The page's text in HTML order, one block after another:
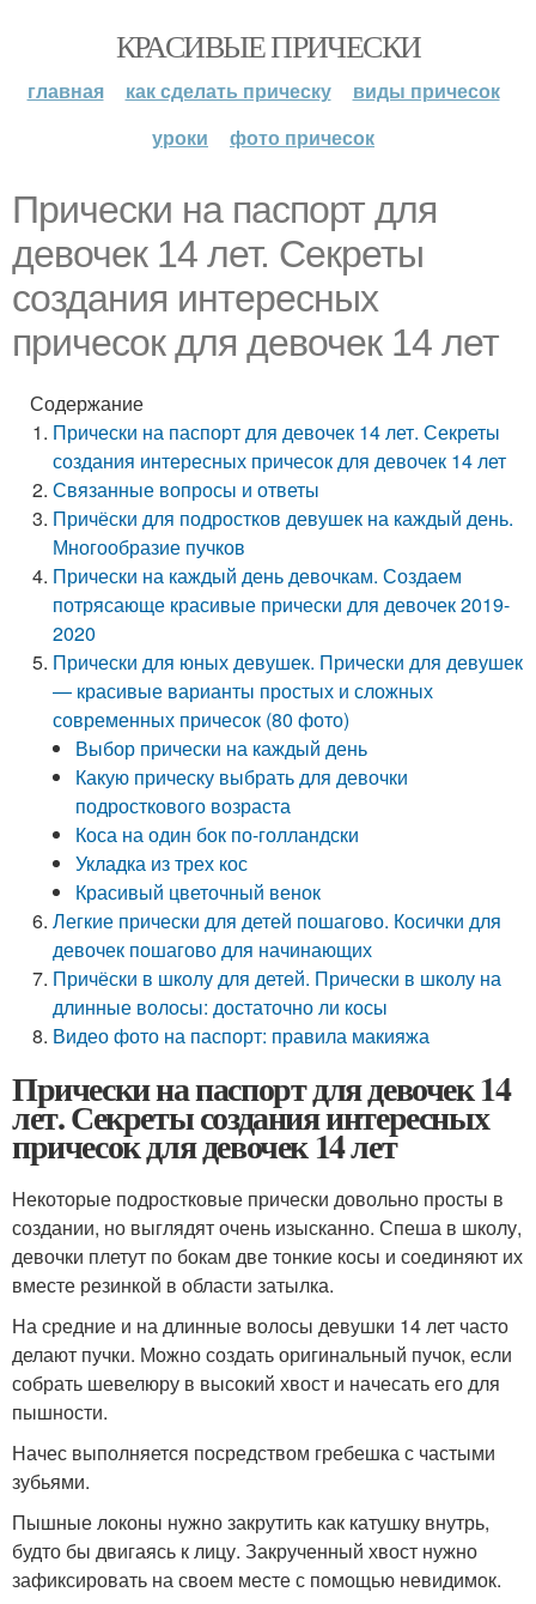
КРАСИВЫЕ ПРИЧЕСКИ
главная как сделать прическу
виды причесок
уроки
фото причесок
Прически на паспорт для
девочек 14 лет. Секреты
создания интересных
причесок для девочек 14 лет
Содержание
Прически на паспорт для девочек 14 лет. Секреты
создания интересных причесок для девочек 14 лет
Связанные вопросы и ответы
Причёски для подростков девушек на каждый день.
Многообразие пучков
Прически на каждый день девочкам. Создаем
потрясающе красивые прически для девочек 2019-
2020
Прически для юных девушек. Прически для девушек
— красивые варианты простых и сложных
современных причесок (80 фото)
Выбор прически на каждый день
Какую прическу выбрать для девочки
подросткового возраста
Коса на один бок по-голландски
Укладка из трех кос
Красивый цветочный венок
Легкие прически для детей пошагово. Косички для
девочек пошагово для начинающих
Причёски в школу для детей. Прически в школу на
длинные волосы: достаточно ли косы
Видео фото на паспорт: правила макияжа
Прически на паспорт для девочек 14
лет. Секреты создания интересных
причесок для девочек 14 лет
Некоторые подростковые прически довольно просты в
создании, но выглядят очень изысканно. Спеша в школу,
девочки плетут по бокам две тонкие косы и соединяют их
вместе резинкой в области затылка.
На средние и на длинные волосы девушки 14 лет часто
делают пучки. Можно создать оригинальный пучок, если
собрать шевелюру в высокий хвост и начесать его для
пышности.
Начес выполняется посредством гребешка с частыми
зубьями.
Пышные локоны нужно закрутить как катушку внутрь,
будто бы двигаясь к лицу. Закрученный хвост нужно
зафиксировать на своем месте с помощью невидимок.